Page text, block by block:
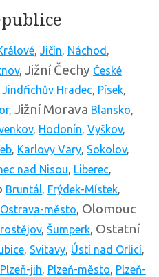
, Jičín, Náchod ,
, Jižní Čechy České
Jindřichův Hradec, Písek,
, Jižní Morava Blansko,
, Hodonín, Vyškov,
, Karlovy Vary, Sokolov,
nad Nisou, Liberec,
Bruntál, Frýdek-Místek,
Ostrava-město, Olomouc
, Šumperk, Ostatní
, Svitavy, Ústí nad Orlicí,
Plzeň-jih, Plzeň-město, Plzeň-